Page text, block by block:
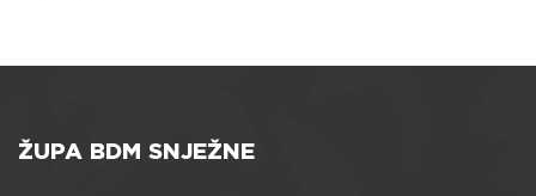
ŽUPA BDM SNJEŽNE